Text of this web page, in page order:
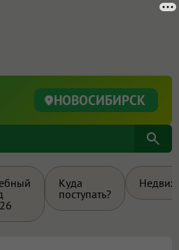
НОВОСИБИРСК
Куда
поступать?